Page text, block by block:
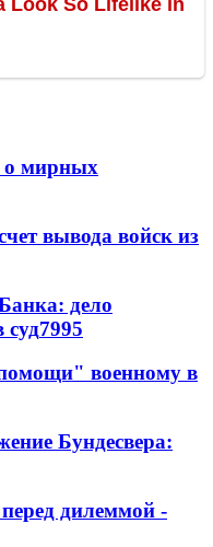
о мирных
вывода войск из
дело
суд7995
военному в
Бундесвера:
дилеммой -